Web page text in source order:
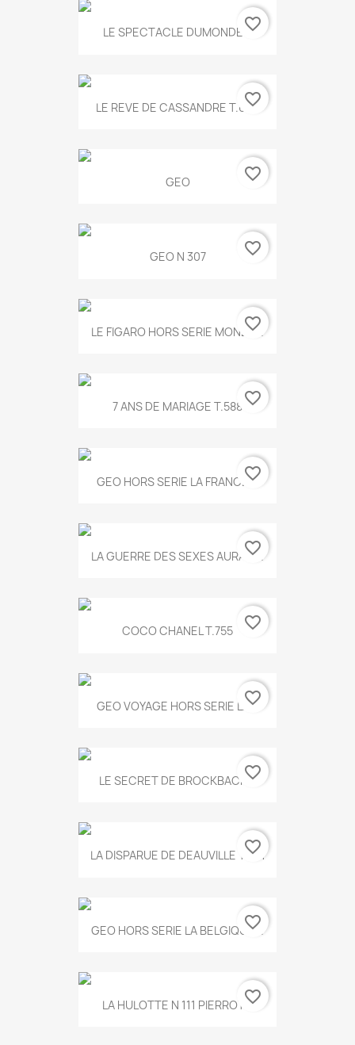
LE SPECTACLE DUMONDE...favorite_border
LE REVE DE CASSANDRE T.634
favorite_border
GEO favorite_border
GEO N 307 favorite_border
LE FIGARO HORS SERIE MONET...
favorite_border
7 ANS DE MARIAGE T.588 favorite_border
GEO HORS SERIE LA FRANCE...
favorite_border
LA GUERRE DES SEXES AURA T...
favorite_border
COCO CHANEL T.755 favorite_border
GEO VOYAGE HORS SERIE LA...
favorite_border
LE SECRET DE BROCKBACK...
favorite_border
LA DISPARUE DE DEAUVILLE T.551
favorite_border
GEO HORS SERIE LA BELGIQUE...
favorite_border
LA HULOTTE N 111 PIERROT...favorite_border